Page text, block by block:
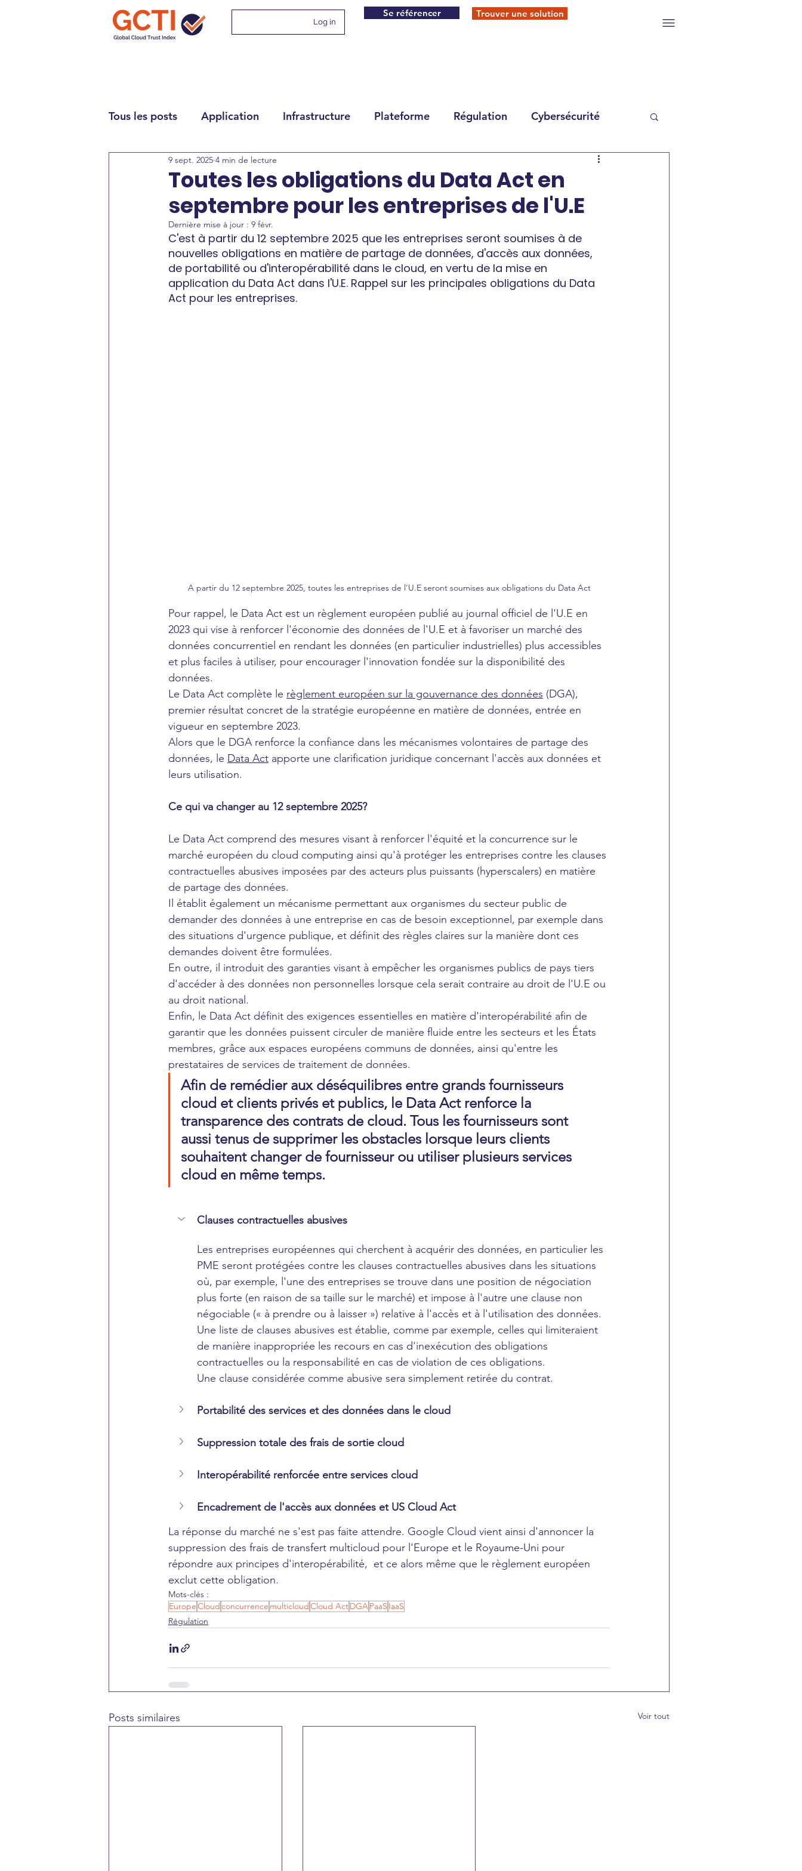
Log in
Se référencer Trouver une solution
Tous les posts Application Infrastructure Plateforme Régulation Cybersécurité
Toutes les obligations du Data Act en
septembre pour les entreprises de l'U.E
9 sept. 2025 4 min de lecture
Dernière mise à jour : 9 févr.
C'est à partir du 12 septembre 2025 que les entreprises seront soumises à de
nouvelles obligations en matière de partage de données, d'accès aux données,
de portabilité ou d'interopérabilité dans le cloud, en vertu de la mise en
application du Data Act dans l'U.E. Rappel sur les principales obligations du Data
Act pour les entreprises.
A partir du 12 septembre 2025, toutes les entreprises de l'U.E seront soumises aux obligations du Data Act
Pour rappel, le Data Act est un règlement européen publié au journal officiel de l'U.E en
2023 qui vise à renforcer l'économie des données de l'U.E et à favoriser un marché des
données concurrentiel en rendant les données (en particulier industrielles) plus accessibles
et plus faciles à utiliser, pour encourager l'innovation fondée sur la disponibilité des
données.
Le Data Act complète le règlement européen sur la gouvernance des données (DGA),
premier résultat concret de la stratégie européenne en matière de données, entrée en
vigueur en septembre 2023.
Alors que le DGA renforce la confiance dans les mécanismes volontaires de partage des
données, le Data Act apporte une clarification juridique concernant l'accès aux données et
leurs utilisation.
Ce qui va changer au 12 septembre 2025?
Le Data Act comprend des mesures visant à renforcer l'équité et la concurrence sur le
marché européen du cloud computing ainsi qu'à protéger les entreprises contre les clauses
contractuelles abusives imposées par des acteurs plus puissants (hyperscalers) en matière
de partage des données.
Il établit également un mécanisme permettant aux organismes du secteur public de
demander des données à une entreprise en cas de besoin exceptionnel, par exemple dans
des situations d'urgence publique, et définit des règles claires sur la manière dont ces
demandes doivent être formulées.
En outre, il introduit des garanties visant à empêcher les organismes publics de pays tiers
d'accéder à des données non personnelles lorsque cela serait contraire au droit de l'U.E ou
au droit national.
Enfin, le Data Act définit des exigences essentielles en matière d'interopérabilité afin de
garantir que les données puissent circuler de manière fluide entre les secteurs et les États
membres, grâce aux espaces européens communs de données, ainsi qu'entre les
prestataires de services de traitement de données.
Afin de remédier aux déséquilibres entre grands fournisseurs
cloud et clients privés et publics, le Data Act renforce la
transparence des contrats de cloud. Tous les fournisseurs sont
aussi tenus de supprimer les obstacles lorsque leurs clients
souhaitent changer de fournisseur ou utiliser plusieurs services
cloud en même temps.
Clauses contractuelles abusives
Les entreprises européennes qui cherchent à acquérir des données, en particulier les
PME seront protégées contre les clauses contractuelles abusives dans les situations
où, par exemple, l'une des entreprises se trouve dans une position de négociation
plus forte (en raison de sa taille sur le marché) et impose à l'autre une clause non
négociable (« à prendre ou à laisser ») relative à l'accès et à l'utilisation des données.
Une liste de clauses abusives est établie, comme par exemple, celles qui limiteraient
de manière inappropriée les recours en cas d'inexécution des obligations
contractuelles ou la responsabilité en cas de violation de ces obligations.
Une clause considérée comme abusive sera simplement retirée du contrat.
Portabilité des services et des données dans le cloud
Suppression totale des frais de sortie cloud
Interopérabilité renforcée entre services cloud
Encadrement de l'accès aux données et US Cloud Act
La réponse du marché ne s'est pas faite attendre. Google Cloud vient ainsi d'annoncer la
suppression des frais de transfert multicloud pour l'Europe et le Royaume-Uni pour
répondre aux principes d'interopérabilité,  et ce alors même que le règlement européen
exclut cette obligation.
Mots-clés :
EuropeCloudconcurrence multicloudCloud ActDGAPaaS IaaS
Régulation
Posts similaires Voir tout